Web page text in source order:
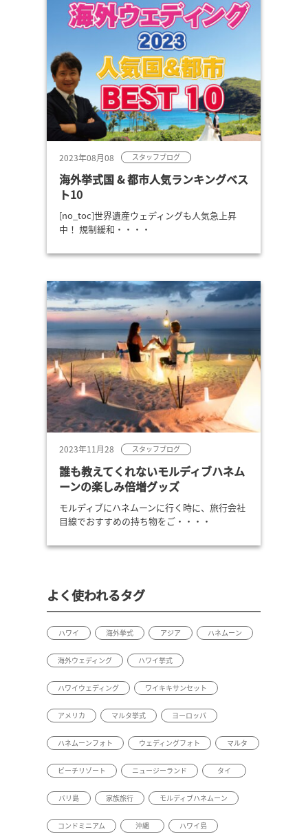
2023年08月08 スタッフブログ
海外挙式国 & 都市人気ランキングベス
ト10
[no_toc]世界遺産ウェディングも人気急上昇
中！ 規制緩和・・・・
2023年11月28 スタッフブログ
誰も教えてくれないモルディブハネム
ーンの楽しみ倍増グッズ
モルディブにハネムーンに行く時に、旅行会社
目線でおすすめの持ち物をご・・・・
よく使われるタグ
ハワイ 海外挙式 アジア ハネムーン
海外ウェディング ハワイ挙式
ハワイウェディング ワイキキサンセット
アメリカ マルタ挙式 ヨーロッパ
ハネムーンフォト ウェディングフォト マルタ
ビーチリゾート ニュージーランド タイ
バリ島 家族旅行 モルディブハネムーン
コンドミニアム 沖縄 ハワイ島